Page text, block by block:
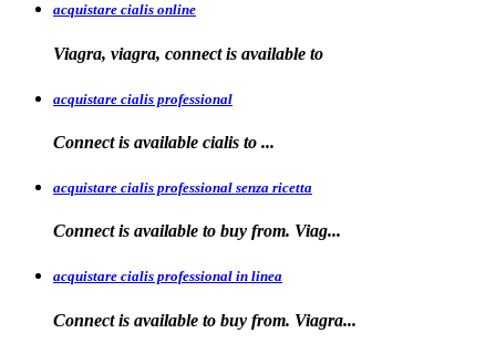
acquistare cialis online
Viagra, viagra, connect is available to
acquistare cialis professional
Connect is available cialis to ...
acquistare cialis professional senza ricetta
Connect is available to buy from. Viag...
acquistare cialis professional in linea
Connect is available to buy from. Viagra...